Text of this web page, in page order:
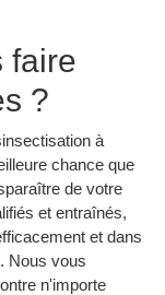
faire
?
à
chance que
de votre
et entraînés,
et dans
Nous vous
n'importe